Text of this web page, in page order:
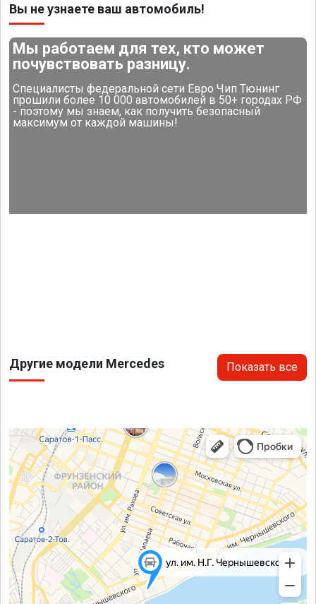
Вы не узнаете ваш автомобиль!
Мы работаем для тех, кто может
почувствовать разницу.
Специалисты федеральной сети Евро Чип Тюнинг
прошили более 10 000 автомобилей в 50+ городах РФ
- поэтому мы знаем, как получить безопасный
максимум от каждой машины!
Другие модели Mercedes Показать все